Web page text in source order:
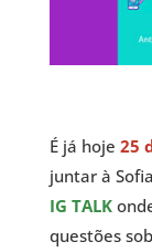
É já hoje 25
juntar à
IG TALK
questões